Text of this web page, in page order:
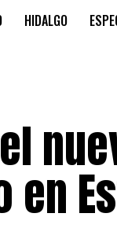
HIDALGO
en